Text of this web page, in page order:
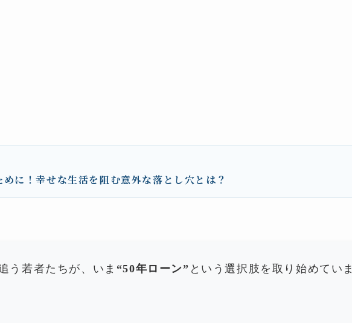
に！幸せな生活を阻む意外な落とし穴とは？
う若者たちが、いま “50年ローン” という選択肢を取り始めていま